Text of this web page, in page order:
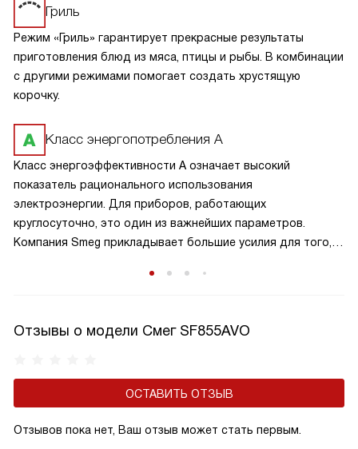
Гриль
Режим «Гриль» гарантирует прекрасные результаты
приготовления блюд из мяса, птицы и рыбы. В комбинации
с другими режимами помогает создать хрустящую
корочку.
Класс энергопотребления А
Класс энергоэффективности А означает высокий
показатель рационального использования
электроэнергии. Для приборов, работающих
круглосуточно, это один из важнейших параметров.
Компания Smeg прикладывает большие усилия для того,
Отзывы о модели Смег SF855AVO
ОСТАВИТЬ ОТЗЫВ
Отзывов пока нет, Ваш отзыв может стать первым.